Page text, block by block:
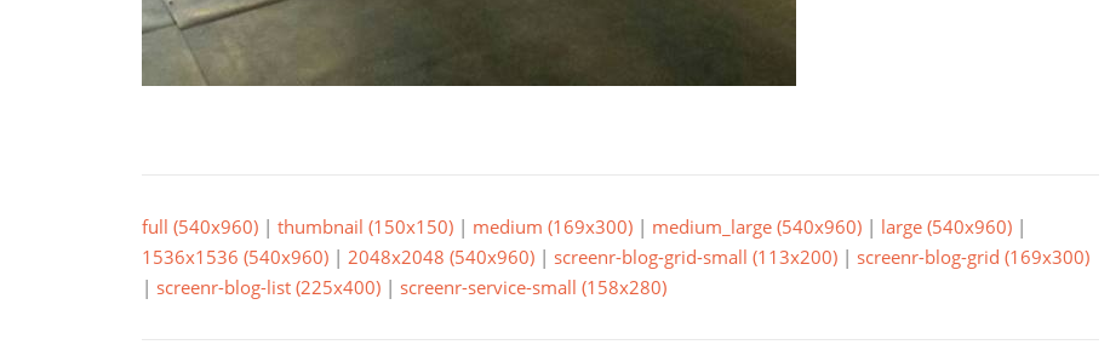
full (540x960) | thumbnail (150x150) | medium (169x300) | medium_large (540x960) | large (540x960) |
1536x1536 (540x960) | 2048x2048 (540x960) | screenr-blog-grid-small (113x200) | screenr-blog-grid (169x300)
| screenr-blog-list (225x400) | screenr-service-small (158x280)